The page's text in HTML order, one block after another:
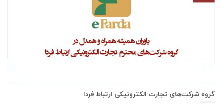
گروه شرکت‌های تجارت الکترونیکی ارتباط فردا